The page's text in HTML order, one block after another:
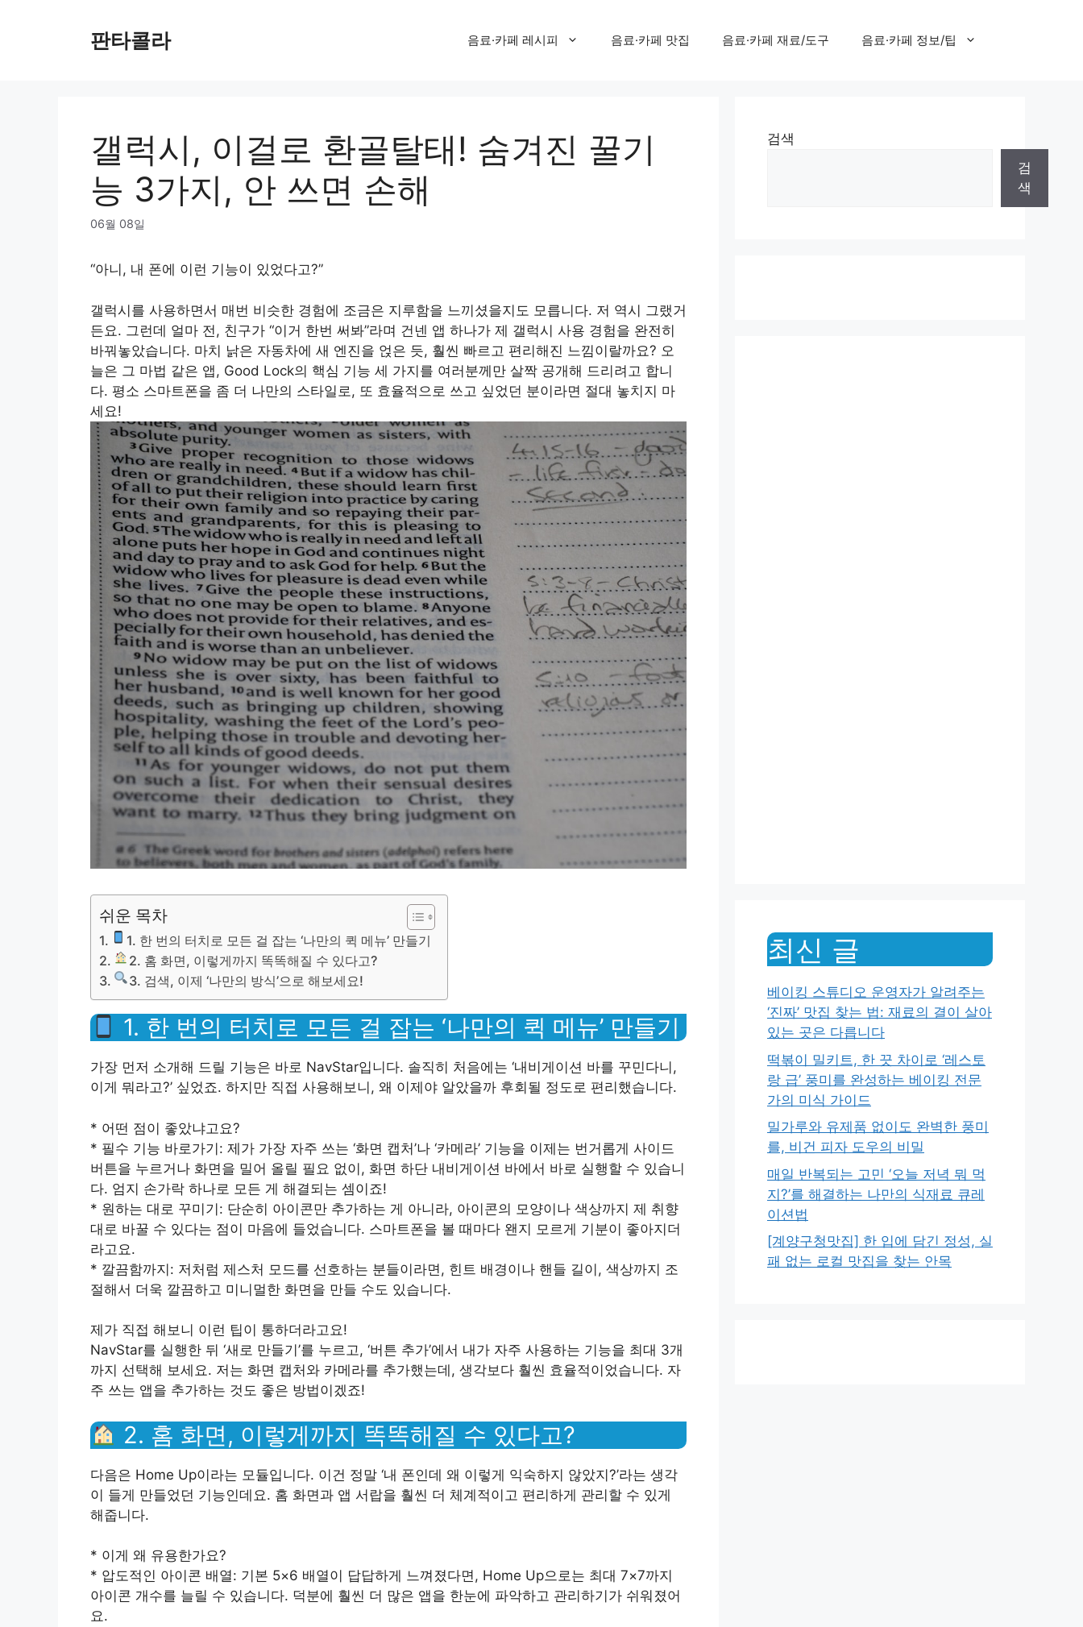
판타콜라 음료·카페 레시피 음료·카페 맛집 음료·카페 재료/도구 음료·카페 정보/팁
갤럭시, 이걸로 환골탈태! 숨겨진 꿀기
능 3가지, 안 쓰면 손해
06월 08일
“아니, 내 폰에 이런 기능이 있었다고?”
갤럭시를 사용하면서 매번 비슷한 경험에 조금은 지루함을 느끼셨을지도 모릅니다. 저 역시 그랬거
든요. 그런데 얼마 전, 친구가 “이거 한번 써봐”라며 건넨 앱 하나가 제 갤럭시 사용 경험을 완전히
바꿔놓았습니다. 마치 낡은 자동차에 새 엔진을 얹은 듯, 훨씬 빠르고 편리해진 느낌이랄까요? 오
늘은 그 마법 같은 앱, Good Lock의 핵심 기능 세 가지를 여러분께만 살짝 공개해 드리려고 합니
다. 평소 스마트폰을 좀 더 나만의 스타일로, 또 효율적으로 쓰고 싶었던 분이라면 절대 놓치지 마
세요!
쉬운 목차
1. 한 번의 터치로 모든 걸 잡는 ‘나만의 퀵 메뉴’ 만들기
2. 홈 화면, 이렇게까지 똑똑해질 수 있다고?
3. 검색, 이제 ‘나만의 방식’으로 해보세요!
1. 한 번의 터치로 모든 걸 잡는 ‘나만의 퀵 메뉴’ 만들기
가장 먼저 소개해 드릴 기능은 바로 NavStar입니다. 솔직히 처음에는 ‘내비게이션 바를 꾸민다니,
이게 뭐라고?’ 싶었죠. 하지만 직접 사용해보니, 왜 이제야 알았을까 후회될 정도로 편리했습니다.
* 어떤 점이 좋았냐고요?
* 필수 기능 바로가기: 제가 가장 자주 쓰는 ‘화면 캡처’나 ‘카메라’ 기능을 이제는 번거롭게 사이드
버튼을 누르거나 화면을 밀어 올릴 필요 없이, 화면 하단 내비게이션 바에서 바로 실행할 수 있습니
다. 엄지 손가락 하나로 모든 게 해결되는 셈이죠!
* 원하는 대로 꾸미기: 단순히 아이콘만 추가하는 게 아니라, 아이콘의 모양이나 색상까지 제 취향
대로 바꿀 수 있다는 점이 마음에 들었습니다. 스마트폰을 볼 때마다 왠지 모르게 기분이 좋아지더
라고요.
* 깔끔함까지: 저처럼 제스처 모드를 선호하는 분들이라면, 힌트 배경이나 핸들 길이, 색상까지 조
절해서 더욱 깔끔하고 미니멀한 화면을 만들 수도 있습니다.
제가 직접 해보니 이런 팁이 통하더라고요!
NavStar를 실행한 뒤 ‘새로 만들기’를 누르고, ‘버튼 추가’에서 내가 자주 사용하는 기능을 최대 3개
까지 선택해 보세요. 저는 화면 캡처와 카메라를 추가했는데, 생각보다 훨씬 효율적이었습니다. 자
주 쓰는 앱을 추가하는 것도 좋은 방법이겠죠!
2. 홈 화면, 이렇게까지 똑똑해질 수 있다고?
다음은 Home Up이라는 모듈입니다. 이건 정말 ‘내 폰인데 왜 이렇게 익숙하지 않았지?’라는 생각
이 들게 만들었던 기능인데요. 홈 화면과 앱 서랍을 훨씬 더 체계적이고 편리하게 관리할 수 있게
해줍니다.
* 이게 왜 유용한가요?
* 압도적인 아이콘 배열: 기본 5×6 배열이 답답하게 느껴졌다면, Home Up으로는 최대 7×7까지
아이콘 개수를 늘릴 수 있습니다. 덕분에 훨씬 더 많은 앱을 한눈에 파악하고 관리하기가 쉬워졌어
요.
검색
검
색
최신 글
베이킹 스튜디오 운영자가 알려주는
‘진짜’ 맛집 찾는 법: 재료의 결이 살아
있는 곳은 다릅니다
떡볶이 밀키트, 한 끗 차이로 ‘레스토
랑 급’ 풍미를 완성하는 베이킹 전문
가의 미식 가이드
밀가루와 유제품 없이도 완벽한 풍미
를, 비건 피자 도우의 비밀
매일 반복되는 고민 ‘오늘 저녁 뭐 먹
지?’를 해결하는 나만의 식재료 큐레
이션법
[계양구청맛집] 한 입에 담긴 정성, 실
패 없는 로컬 맛집을 찾는 안목